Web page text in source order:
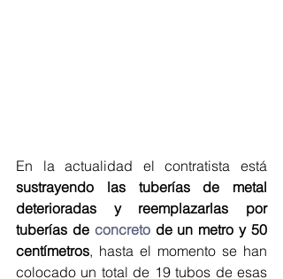
sustrayendo las tuberías de metal
deterioradas y reemplazarlas por
tuberías de concreto de un metro y 50
centímetros, hasta el momento se han
colocado un total de 19 tubos de esas